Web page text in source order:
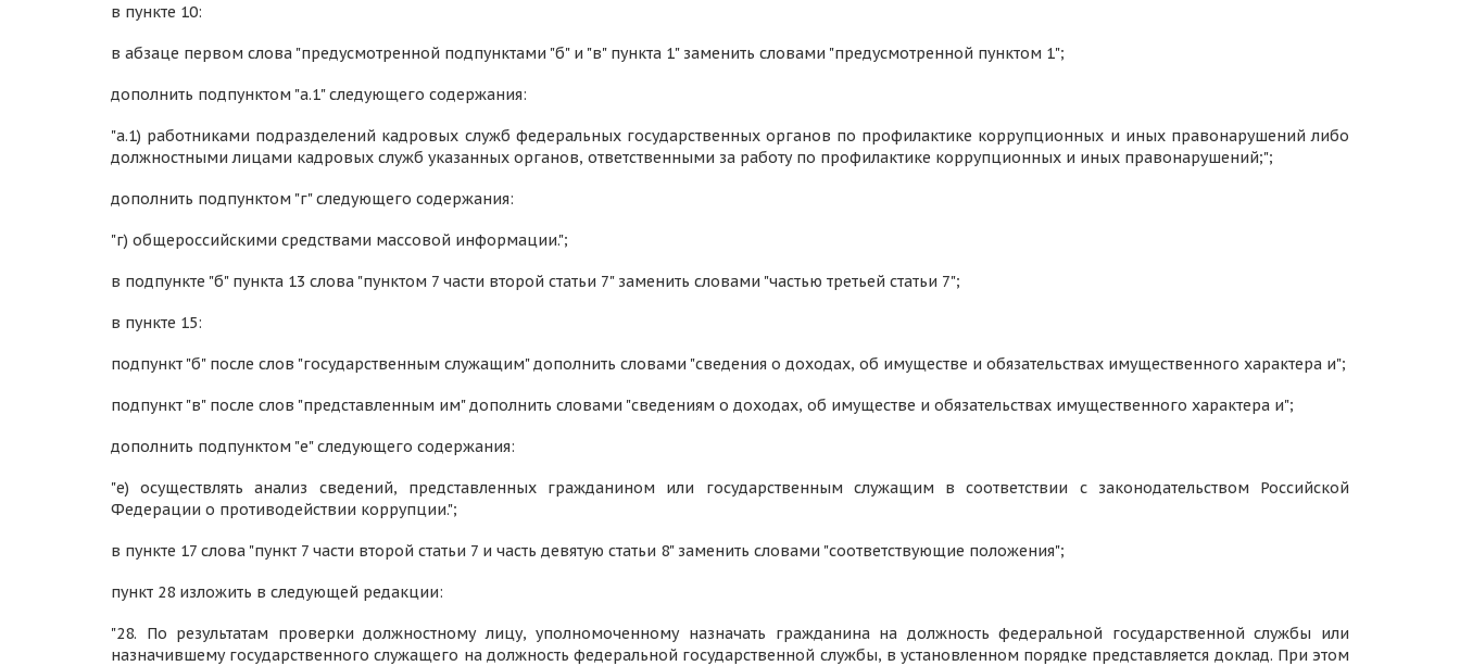
в пункте 10:
в абзаце первом слова "предусмотренной подпунктами "б" и "в" пункта 1" заменить словами "предусмотренной пунктом 1";
дополнить подпунктом "а.1" следующего содержания:
"а.1) работниками подразделений кадровых служб федеральных государственных органов по профилактике коррупционных и иных правонарушений либо
должностными лицами кадровых служб указанных органов, ответственными за работу по профилактике коррупционных и иных правонарушений;";
дополнить подпунктом "г" следующего содержания:
"г) общероссийскими средствами массовой информации.";
в подпункте "б" пункта 13 слова "пунктом 7 части второй статьи 7" заменить словами "частью третьей статьи 7";
в пункте 15:
подпункт "б" после слов "государственным служащим" дополнить словами "сведения о доходах, об имуществе и обязательствах имущественного характера и";
подпункт "в" после слов "представленным им" дополнить словами "сведениям о доходах, об имуществе и обязательствах имущественного характера и";
дополнить подпунктом "е" следующего содержания:
"е) осуществлять анализ сведений, представленных гражданином или государственным служащим в соответствии с законодательством Российской
Федерации о противодействии коррупции.";
в пункте 17 слова "пункт 7 части второй статьи 7 и часть девятую статьи 8" заменить словами "соответствующие положения";
пункт 28 изложить в следующей редакции:
"28. По результатам проверки должностному лицу, уполномоченному назначать гражданина на должность федеральной государственной службы или
назначившему государственного служащего на должность федеральной государственной службы, в установленном порядке представляется доклад. При этом